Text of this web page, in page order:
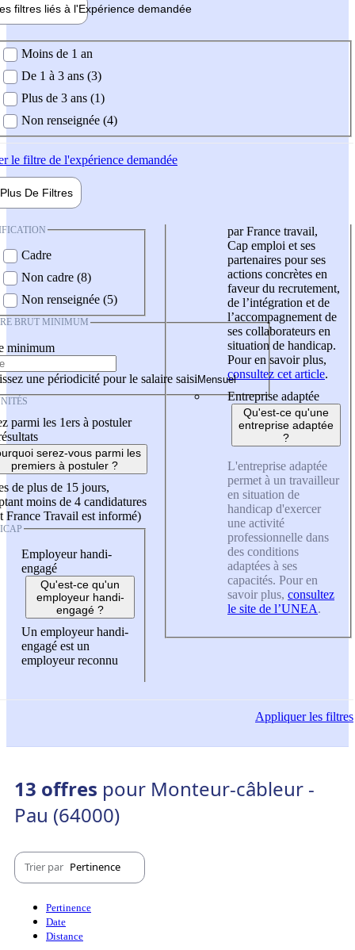
filtres liés à l'Expérience demandée
demandée
Moins de 1 an
De 1 à 3 ans (3)
Plus de 3 ans (1)
Non renseignée (4)
le filtre de l'expérience demandée
Plus De Filtres
Cadre
Non cadre (8)
Non renseignée (5)
BRUT MINIMUM
minimum
une périodicité pour le salaire saisi
parmi les 1ers à postuler
serez-vous parmi les
premiers à postuler ?
de plus de 15 jours,
moins de 4 candidatures
France Travail est informé)
Employeur handi-
engagé
Qu'est-ce qu'un
employeur handi-
engagé ?
Un employeur handi-
engagé est un
employeur reconnu
par France travail,
Cap emploi et ses
partenaires pour ses
actions concrètes en
faveur du recrutement,
de l’intégration et de
l’accompagnement de
ses collaborateurs en
situation de handicap.
Pour en savoir plus,
consultez cet article.
Entreprise adaptée
Qu'est-ce qu'une
entreprise adaptée
?
L'entreprise adaptée
permet à un travailleur
en situation de
handicap d'exercer
une activité
professionnelle dans
des conditions
adaptées à ses
capacités. Pour en
savoir plus, consultez
le site de l’UNEA.
Appliquerles filtres
13 offres pour Monteur-câbleur -
Pau (64000)
Trier par Pertinence
Pertinence
Date
Distance